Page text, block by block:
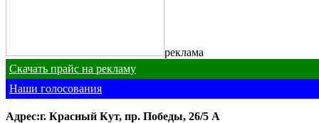
реклама
Скачать прайс на рекламу
Наши голосования
Адрес:г. Красный Кут, пр. Победы, 26/5 A